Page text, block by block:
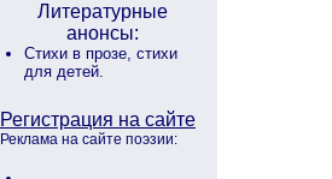
Литературные
анонсы:
Стихи в прозе, стихи
для детей.
Регистрация на сайте
Реклама на сайте поэзии: